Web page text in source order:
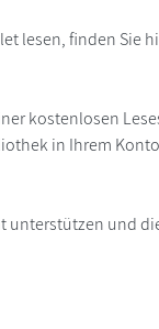
lesen, finden Sie
kostenlosen
in Ihrem
unterstützen und